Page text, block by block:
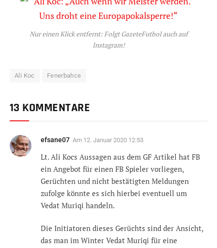
Nur einen Klick entfernt: Folgt GazeteFutbol auch auf
Instagram!
Ali Koc Fenerbahce
13 KOMMENTARE
efsane07 Am 12. Januar 2020 12:53
Lt. Ali Kocs Aussagen aus dem GF Artikel hat FB
ein Angebot für einen FB Spieler vorliegen,
Gerüchten und nicht bestätigten Meldungen
zufolge könnte es sich hierbei eventuell um
Vedat Muriqi handeln.
Die Initiatoren dieses Gerüchts sind der Ansicht,
das man im Winter Vedat Muriqi für eine